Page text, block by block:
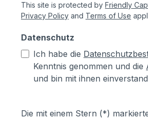
This site is protected by Friendly
Privacy Policy and Terms of Use
Datenschutz
Ich habe die
Kenntnis genommen und die
und bin mit ihnen
Die mit einem Stern (*)